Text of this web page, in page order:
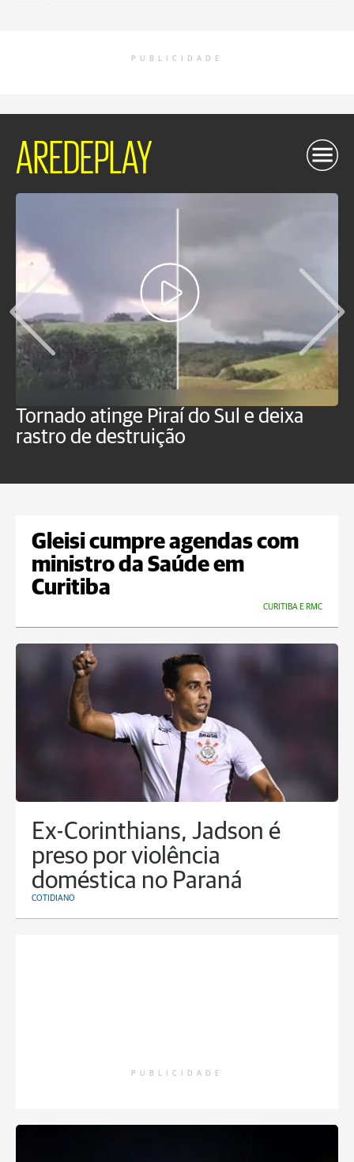
PUBLICIDADE
AREDEPLAY
Tornado atinge Piraí do Sul e deixa
rastro de destruição
Gleisi cumpre agendas com
ministro da Saúde em
Curitiba
CURITIBA E RMC
Ex-Corinthians, Jadson é
preso por violência
doméstica no Paraná
COTIDIANO
PUBLICIDADE